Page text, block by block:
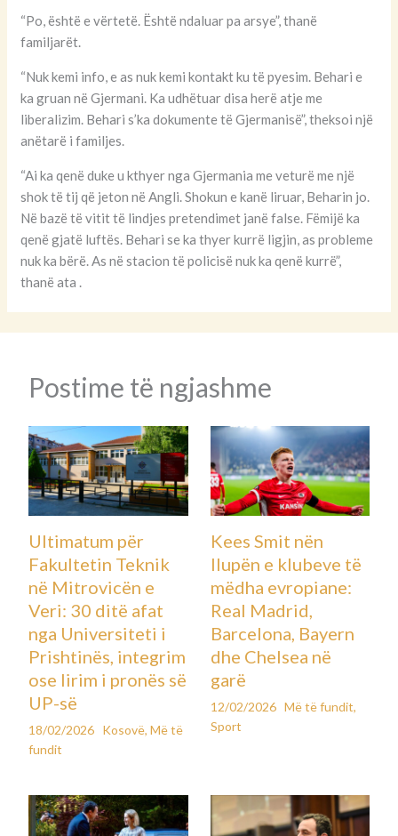
“Po, është e vërtetë. Është ndaluar pa arsye”, thanë
familjarët.
“Nuk kemi info, e as nuk kemi kontakt ku të pyesim. Behari e
ka gruan në Gjermani. Ka udhëtuar disa herë atje me
liberalizim. Behari s’ka dokumente të Gjermanisë”, theksoi një
anëtarë i familjes.
“Ai ka qenë duke u kthyer nga Gjermania me veturë me një
shok të tij që jeton në Angli. Shokun e kanë liruar, Beharin jo.
Në bazë të vitit të lindjes pretendimet janë false. Fëmijë ka
qenë gjatë luftës. Behari se ka thyer kurrë ligjin, as probleme
nuk ka bërë. As në stacion të policisë nuk ka qenë kurrë”,
thanë ata .
Postime të ngjashme
Ultimatum për
Fakultetin Teknik
në Mitrovicën e
Veri: 30 ditë afat
nga Universiteti i
Prishtinës, integrim
ose lirim i pronës së
UP-së
18/02/2026 Kosovë,Më të
fundit
Kees Smit nën
llupën e klubeve të
mëdha evropiane:
Real Madrid,
Barcelona, Bayern
dhe Chelsea në
garë
12/02/2026 Më të fundit,
Sport